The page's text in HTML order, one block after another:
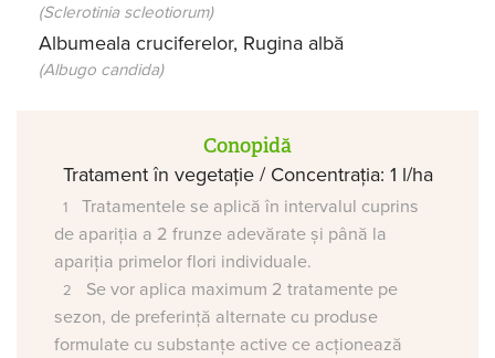
(Sclerotinia scleotiorum)
Albumeala cruciferelor, Rugina albă
(Albugo candida)
Conopidă
Tratament în vegetație / Concentrația: 1 l/ha
Tratamentele se aplică în intervalul cuprins
de apariția a 2 frunze adevărate și până la
apariția primelor flori individuale.
Se vor aplica maximum 2 tratamente pe
sezon, de preferință alternate cu produse
formulate cu substanțe active ce acționează